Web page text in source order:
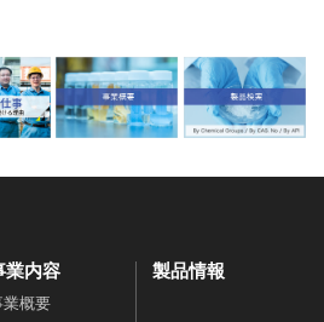
業内容
業概要
製品情報